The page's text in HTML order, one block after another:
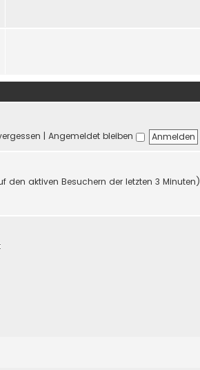
| Angemeldet bleiben
den aktiven Besuchern der letzten 3 Minuten)